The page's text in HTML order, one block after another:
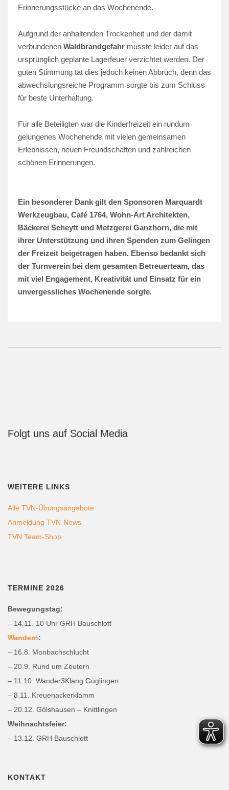
Erinnerungsstücke an das Wochenende.
Aufgrund der anhaltenden Trockenheit und der damit
verbundenen Waldbrandgefahr musste leider auf das
ursprünglich geplante Lagerfeuer verzichtet werden. Der
guten Stimmung tat dies jedoch keinen Abbruch, denn das
abwechslungsreiche Programm sorgte bis zum Schluss
für beste Unterhaltung.
Für alle Beteiligten war die Kinderfreizeit ein rundum
gelungenes Wochenende mit vielen gemeinsamen
Erlebnissen, neuen Freundschaften und zahlreichen
schönen Erinnerungen.
Ein besonderer Dank gilt den Sponsoren Marquardt
Werkzeugbau, Café 1764, Wohn-Art Architekten,
Bäckerei Scheytt und Metzgerei Ganzhorn, die mit
ihrer Unterstützung und ihren Spenden zum Gelingen
der Freizeit beigetragen haben. Ebenso bedankt sich
der Turnverein bei dem gesamten Betreuerteam, das
mit viel Engagement, Kreativität und Einsatz für ein
unvergessliches Wochenende sorgte.
Folgt uns auf Social Media
WEITERE LINKS
Alle TVN-Übungsangebote
Anmeldung TVN-News
TVN Team-Shop
TERMINE 2026
Bewegungstag:
– 14.11. 10 Uhr GRH Bauschlott
Wandern:
– 16.8. Monbachschlucht
– 20.9. Rund um Zeutern
– 11.10. Wander3Klang Güglingen
– 8.11. Kreuenackerklamm
– 20.12. Gölshausen – Knittlingen
Weihnachtsfeier:
– 13.12. GRH Bauschlott
KONTAKT